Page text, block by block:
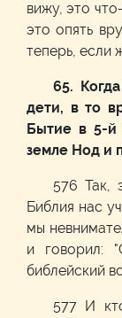
вижу, это
это опять
теперь, если
65.
дети, в то
Бытие в 5-й
земле Нод и
576 Так,
Библия нас
мы
и говорил:
библейский
577 И